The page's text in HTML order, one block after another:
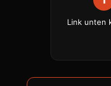
Link unten